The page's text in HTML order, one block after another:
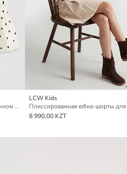
Юбка-шорты в горошек на эластичном поясе для девочек
LCW Kids
8 990,00 KZT